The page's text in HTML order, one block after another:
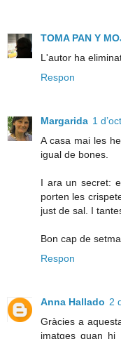
TOMA PAN Y
L'autor ha
Respon
Margarida 1
A casa mai les
igual de bones.
I ara un secret:
porten les
just de sal. I
Bon cap de
Respon
Anna Hallado 2
Gràcies a
imatges quan hi